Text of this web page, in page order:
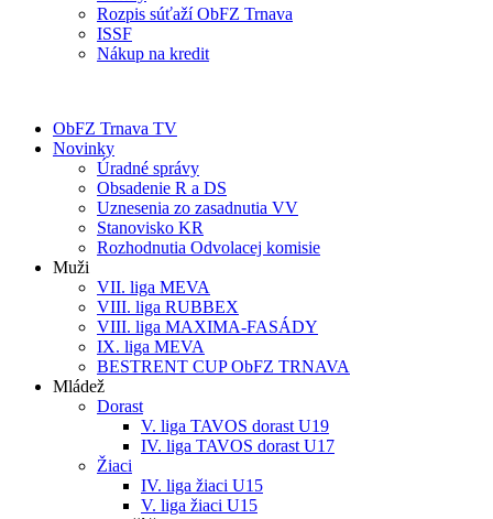
Rozpis súťaží ObFZ Trnava
ISSF
Nákup na kredit
ObFZ Trnava TV
Novinky
Úradné správy
Obsadenie R a DS
Uznesenia zo zasadnutia VV
Stanovisko KR
Rozhodnutia Odvolacej komisie
Muži
VII. liga MEVA
VIII. liga RUBBEX
VIII. liga MAXIMA-FASÁDY
IX. liga MEVA
BESTRENT CUP ObFZ TRNAVA
Mládež
Dorast
V. liga TAVOS dorast U19
IV. liga TAVOS dorast U17
Žiaci
IV. liga žiaci U15
V. liga žiaci U15